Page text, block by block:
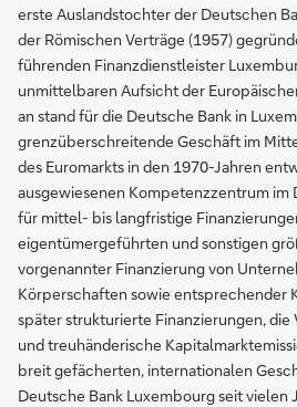
erste Auslandstochter der Deutschen
der Römischen Verträge (1957)
führenden Finanzdienstleister
unmittelbaren Aufsicht der
an stand für die Deutsche Bank in
grenzüberschreitende Geschäft im
des Euromarkts in den 1970-Jahren
ausgewiesenen Kompetenzzentrum im
für mittel- bis langfristige
eigentümergeführten und sonstigen
vorgenannter Finanzierung von
Körperschaften sowie entsprechender
später strukturierte Finanzierungen,
und treuhänderische
breit gefächerten, internationalen
Deutsche Bank Luxembourg seit vielen